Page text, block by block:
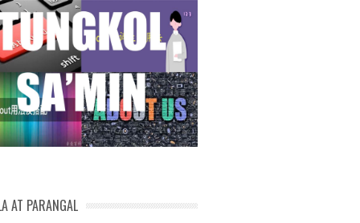
AT PARANGAL